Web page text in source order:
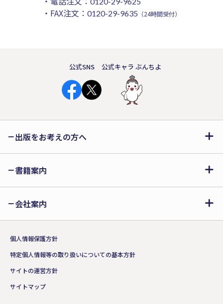
・FAX注文： 0120-29-9635 （24時間受付）
公式SNS 公式キャラ ぶんちよ
出版をお考えの方へ
書籍案内
会社案内
個人情報保護方針
特定個人情報等の取り扱いについての基本方針
サイトの運営方針
サイトマップ